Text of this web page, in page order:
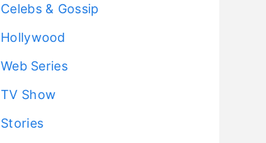
Celebs & Gossip
Hollywood
Web Series
TV Show
Stories